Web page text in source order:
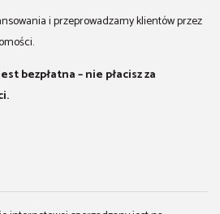
i przeprowadzamy klientów przez
bezpłatna – nie płacisz za